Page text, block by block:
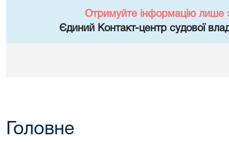
Отримуйте інформацію лише
Єдиний Контакт-центр судової
Головне